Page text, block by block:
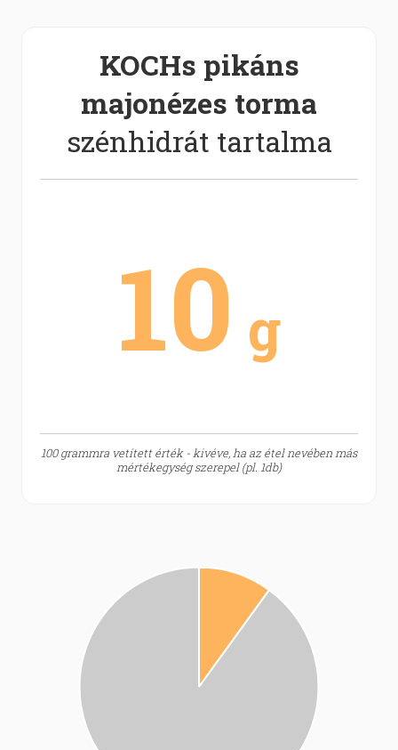
KOCHs pikáns
majonézes torma
szénhidrát tartalma
10 g
100 grammra vetített érték - kivéve, ha az étel nevében más
mértékegység szerepel (pl. 1db)